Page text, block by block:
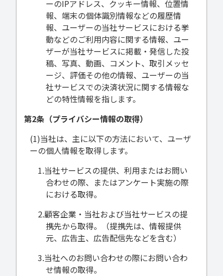
ーのIPアドレス、クッキー情報、位置情
報、端末の個体識別情報などの履歴情
報、ユーザーの当社サービスにおける挙
動などのご利用内容に関する情報、ユー
ザーが当社サービスに掲載・発信した投
稿、写真、動画、コメント、取引メッセ
ージ、評価その他の情報、ユーザーの当
社サービスでの決済状況に関する情報な
どの特性情報を指します。
第2条（プライバシー情報の取得）
(1)当社は、主に以下の方法において、ユーザ
ーの個人情報を取得します。
1.当社サービスの提供、利用またはお問い
合わせの際、またはアンケート実施の際
における取得。
2.顧客企業・当社および当社サービスの提
携先から取得。（提携先は、情報提供
元、広告主、広告配信先などを含む）
3.当社へのお問い合わせの際にお問い合わ
せ情報の取得。